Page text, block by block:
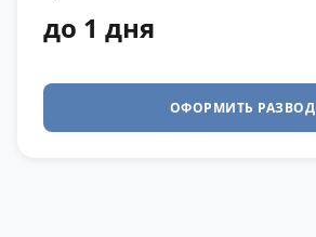
до 1 дня
ОФОРМИТЬ РАЗВОД